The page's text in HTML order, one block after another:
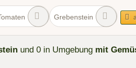
Grebenstein
und 0 in Umgebung mit